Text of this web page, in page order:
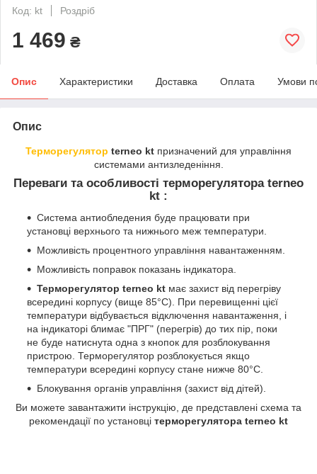
Код: kt
Роздріб
1 469 ₴
Опис Характеристики Доставка Оплата Умови
Опис
Терморегулятор terneo kt призначений для управління
системами антизледеніння.
Переваги та особливості терморегулятора terneo
kt :
Система антиобледения буде працювати при
установці верхнього та нижнього меж температури.
Можливість процентного управління навантаженням.
Можливість поправок показань індикатора.
Терморегулятор terneo kt має захист від перегріву
всередині корпусу (вище 85°С). При перевищенні цієї
температури відбувається відключення навантаження, і
на індикаторі блимає "ПРГ" (перегрів) до тих пір, поки
не буде натиснута одна з кнопок для розблокування
пристрою. Терморегулятор розблокується якщо
температури всередині корпусу стане нижче 80°С.
Блокування органів управління (захист від дітей).
Ви можете завантажити інструкцію, де представлені схема та
рекомендації по установці терморегулятора terneo kt